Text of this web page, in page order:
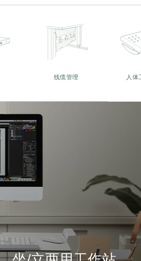
线缆管理 人体
座椅和坐凳
显示器支架和集成
基座
键盘系统
工作台灯
技术工具